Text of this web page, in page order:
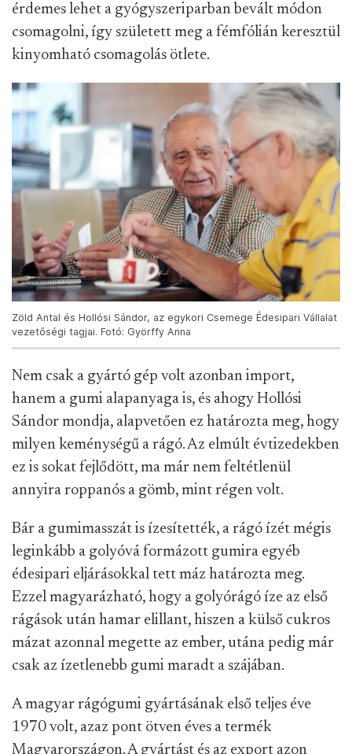
érdemes lehet a gyógyszeriparban bevált módon
csomagolni, így született meg a fémfólián keresztül
kinyomható csomagolás ötlete.
Zöld Antal és Hollósi Sándor, az egykori Csemege Édesipari Vállalat
vezetőségi tagjai. Fotó: Györffy Anna
Nem csak a gyártó gép volt azonban import,
hanem a gumi alapanyaga is, és ahogy Hollósi
Sándor mondja, alapvetően ez határozta meg, hogy
milyen keménységű a rágó. Az elmúlt évtizedekben
ez is sokat fejlődött, ma már nem feltétlenül
annyira roppanós a gömb, mint régen volt.
Bár a gumimasszát is ízesítették, a rágó ízét mégis
leginkább a golyóvá formázott gumira egyéb
édesipari eljárásokkal tett máz határozta meg.
Ezzel magyarázható, hogy a golyórágó íze az első
rágások után hamar elillant, hiszen a külső cukros
mázat azonnal megette az ember, utána pedig már
csak az ízetlenebb gumi maradt a szájában.
A magyar rágógumi gyártásának első teljes éve
1970 volt, azaz pont ötven éves a termék
Magyarországon. A gyártást és az export azon